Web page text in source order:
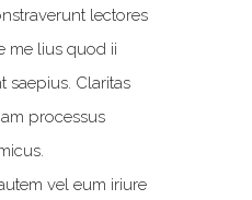
lectores
me lius quod ii
saepius. Claritas
processus
vel eum iriure